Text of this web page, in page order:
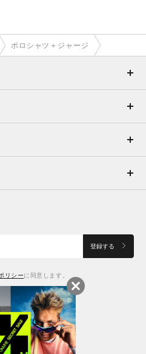
ポロシャツ＋ジャージ
登録する
リシーに同意します。